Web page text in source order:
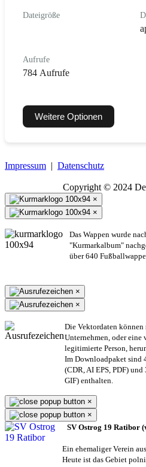
Dateigröße
Aufrufe
784 Aufrufe
Weitere Optionen
Impressum | Datenschutz
Copyright © 2024
×
×
Das Wappen wurde
"Kurmarkalbum"
über 640
×
×
Die Vektordaten können
Unternehmen, oder eine
legitimierte Person,
Im Downloadpaket sind
(CDR, AI EPS, PDF)
GIF) enthalten.
×
×
SV Ostrog 19 Ratibor
Ein ehemaliger Verein
Heute ist das Gebiet